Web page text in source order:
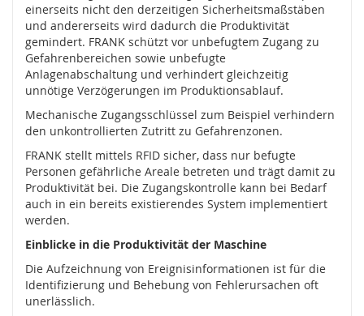
V
e
r
r
i
e
g
e
l
n
g
,
R
F
I
D
)
S
einerseits nicht den derzeitigen Sicherheitsmaßstäben
und andererseits wird dadurch die Produktivität
gemindert. FRANK schützt vor unbefugtem Zugang zu
Gefahrenbereichen sowie unbefugte
Anlagenabschaltung und verhindert gleichzeitig
unnötige Verzögerungen im Produktionsablauf.
Mechanische Zugangsschlüssel zum Beispiel verhindern
den unkontrollierten Zutritt zu Gefahrenzonen.
FRANK stellt mittels RFID sicher, dass nur befugte
Personen gefährliche Areale betreten und trägt damit zu
Produktivität bei. Die Zugangskontrolle kann bei Bedarf
auch in ein bereits existierendes System implementiert
werden.
Einblicke in die Produktivität der Maschine
Die Aufzeichnung von Ereignisinformationen ist für die
Identifizierung und Behebung von Fehlerursachen oft
unerlässlich.